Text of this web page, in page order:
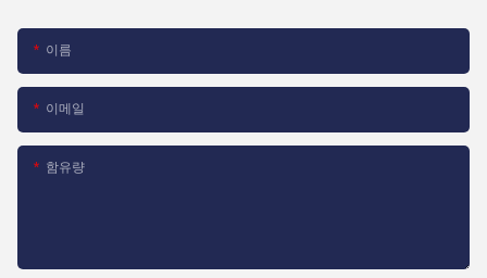
이름
이메일
함유량